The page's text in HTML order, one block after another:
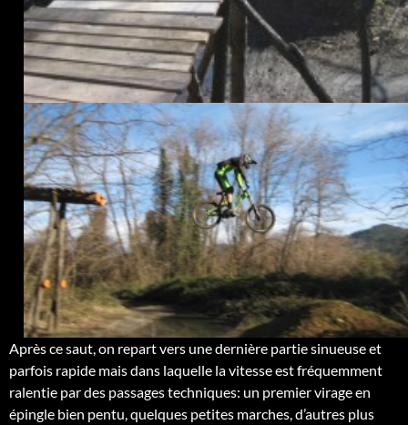
Après ce saut, on repart vers une dernière partie sinueuse et
parfois rapide mais dans laquelle la vitesse est fréquemment
ralentie par des passages techniques: un premier virage en
épingle bien pentu, quelques petites marches, d’autres plus